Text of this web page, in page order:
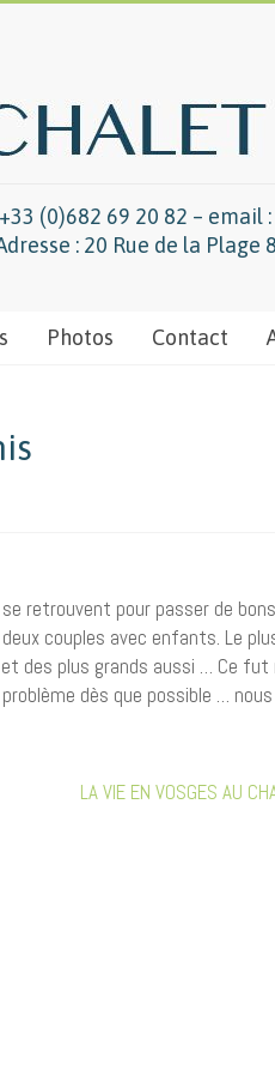
(0)682 69 20 82 – email :
: 20 Rue de la Plage
Photos Contact
retrouvent pour passer de
couples avec enfants. Le
des plus grands aussi … Ce
dès que possible …
LA VIE EN VOSGES AU